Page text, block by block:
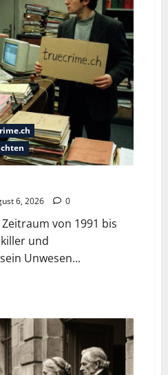
6, 2026 0
von 1991 bis
und
Unwesen...